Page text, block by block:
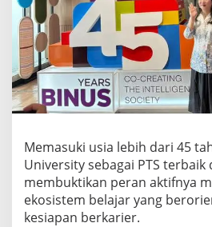
e
r
a
n
K
a
u
s
G
l
o
Memasuki usia lebih dari 45
University sebagai PTS terbaik
membuktikan peran aktifnya
ekosistem belajar yang
kesiapan berkarier.